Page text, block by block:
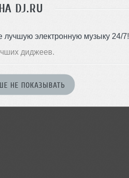
DJ.RU
электронную музыку 24/7!
диджеев.
НЕ ПОКАЗЫВАТЬ
Ricardo Villalobos